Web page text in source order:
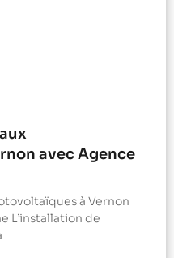
avec Agence
à Vernon
L’installation de